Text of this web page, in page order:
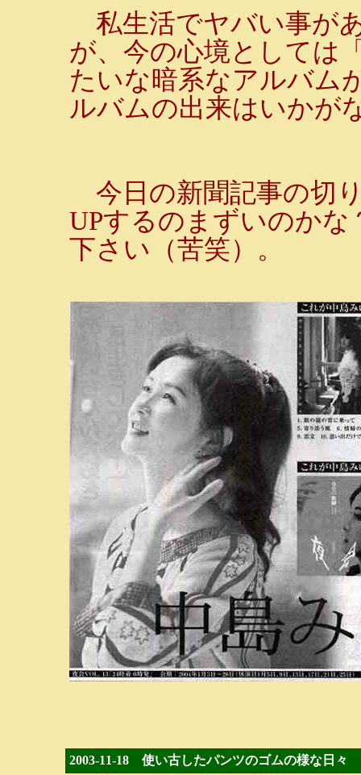
私生活でヤバい事が
が、今の心境としては
たいな暗系なアルバム
ルバムの出来はいかが
今日の新聞記事の切
UPするのまずいのか
下さい（苦笑）。
2003-11-18 使い古したパンツのゴムの様な日々